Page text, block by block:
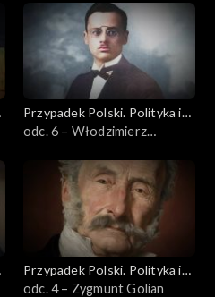
Przypadek Polski. Polityka i
idee
odc. 6 – Włodzimierz
Przypadek Polski. Polityka i
idee
odc. 4 – Zygmunt Golian